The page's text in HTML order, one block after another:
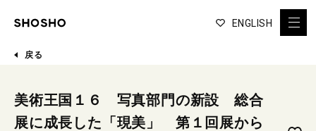
ENGLISH
戻る
美術王国１６ 写真部門の新設 総合
展に成長した「現美」 第１回展から